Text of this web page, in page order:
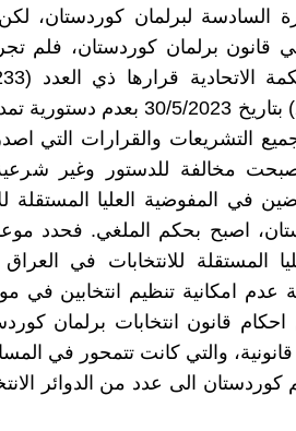
السادسة لبرلمان كوردستان،
في قانون برلمان كوردستان، فلم
اتحادية/ 2022) بتاريخ 30/5/
التشريعات والقرارات التي
11/2022 اصبحت مخالفة للدستور
في المفوضية العليا المستقلة
المستقلة للانتخابات في
عدم امكانية تنظيم انتخابين في
والتي كانت تتمحور في
كوردستان الى عدد من الدوائر